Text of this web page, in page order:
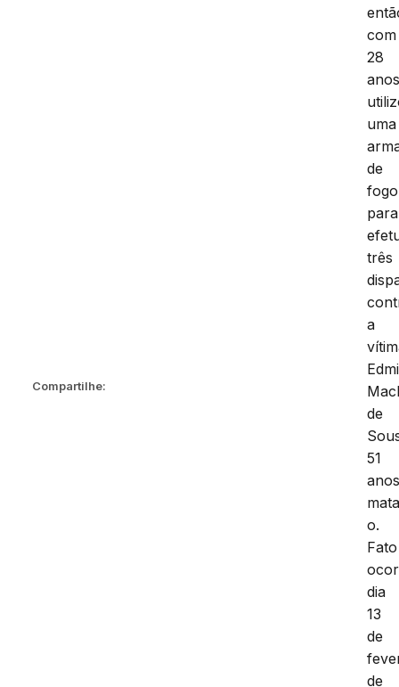
Compartilhe:
com
28
uma
de
fogo
para
três
a
de
51
o.
Fato
dia
13
de
de